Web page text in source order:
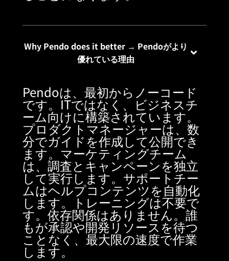
Why Pendo does it better → Pendoがより
優れている理由
Pendoは、最初からノーコード
です。ITではなく、ビジネスチ
ーム向けに構築されています。
プロダクトマネージャーは、数
分でガイドを作成して公開でき
ます。マーケティングチーム
は、調査とキャンペーンを独立
して実行します。サポートチー
ムはヘルプコンテンツを自動化
します。トレーニングは不要で
す。依存関係はありません。誰
もが承認や開発リソースを待つ
ことなく、最大限の速度で作業
します。